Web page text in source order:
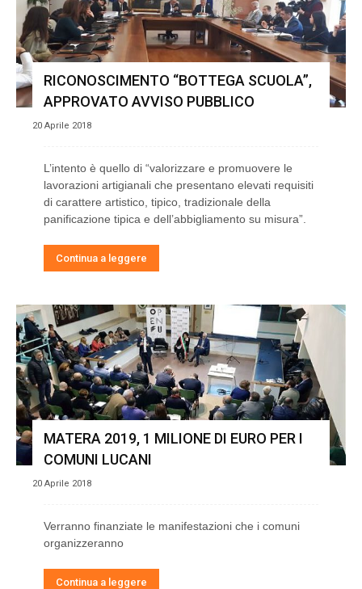
RICONOSCIMENTO “BOTTEGA SCUOLA”,
APPROVATO AVVISO PUBBLICO
20 Aprile 2018
L’intento è quello di “valorizzare e promuovere le
lavorazioni artigianali che presentano elevati requisiti
di carattere artistico, tipico, tradizionale della
panificazione tipica e dell’abbigliamento su misura”.
Continua a leggere
MATERA 2019, 1 MILIONE DI EURO PER I
COMUNI LUCANI
20 Aprile 2018
Verranno finanziate le manifestazioni che i comuni
organizzeranno
Continua a leggere